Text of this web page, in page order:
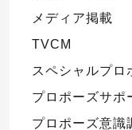
メディア掲載
TVCM
スペシャルプロ
プロポーズサポ
プロポーズ意識